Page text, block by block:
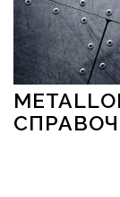
Перейти к